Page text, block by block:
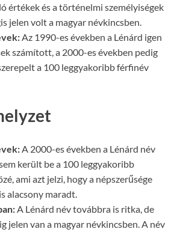
értékek és a történelmi személyiségek
jelen volt a magyar névkincsben.
Az 1990-es években a Lénárd igen
számított, a 2000-es években pedig
a 100 leggyakoribb férfinév
A 2000-es években a Lénárd név
került be a 100 leggyakoribb
ami azt jelzi, hogy a népszerűsége
alacsony maradt.
A Lénárd név továbbra is ritka, de
jelen van a magyar névkincsben. A név